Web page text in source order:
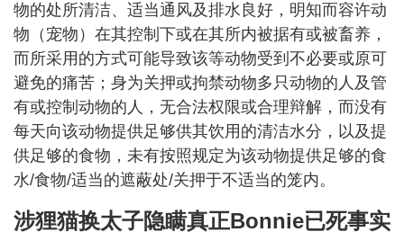
物的处所清洁、适当通风及排水良好，明知而容许动
物（宠物）在其控制下或在其所内被据有或被畜养，
而所采用的方式可能导致该等动物受到不必要或原可
避免的痛苦；身为关押或拘禁动物多只动物的人及管
有或控制动物的人，无合法权限或合理辩解，而没有
每天向该动物提供足够供其饮用的清洁水分，以及提
供足够的食物，未有按照规定为该动物提供足够的食
水/食物/适当的遮蔽处/关押于不适当的笼内。
涉狸猫换太子隐瞒真正Bonnie已死事实